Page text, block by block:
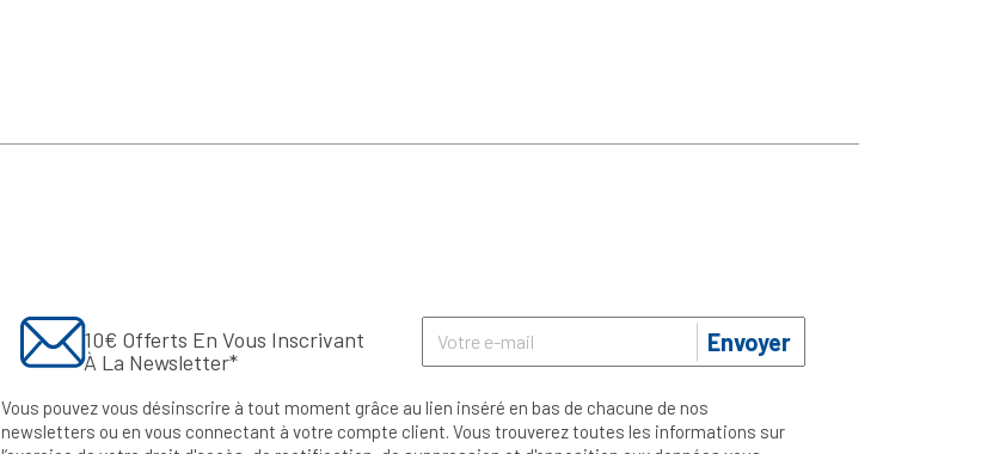
10€ Offerts En Vous Inscrivant
À La Newsletter*
Envoyer
Vous pouvez vous désinscrire à tout moment grâce au lien inséré en bas de chacune de nos
newsletters ou en vous connectant à votre compte client. Vous trouverez toutes les informations sur